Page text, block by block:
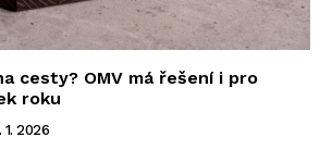
cesty? OMV má řešení i pro
roku
1. 2026